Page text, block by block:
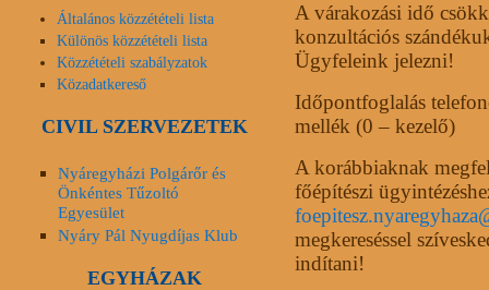
A várakozási idő
konzultációs
Ügyfeleink jelezni!
Időpontfoglalás
mellék (0 – kezelő)
A korábbiaknak
főépítészi
megkereséssel
indítani!
Általános közzétételi lista
Különös közzétételi lista
Közzétételi szabályzatok
Közadatkereső
CIVIL SZERVEZETEK
Nyáregyházi Polgárőr és
Önkéntes Tűzoltó
Egyesület
Nyáry Pál Nyugdíjas Klub
EGYHÁZAK